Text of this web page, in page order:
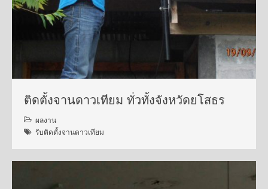
ติดตั้งจานดาวเทียม ทั่วทั้งจังหวัดยโสธร
ผลงาน
รับติดตั้งจานดาวเทียม